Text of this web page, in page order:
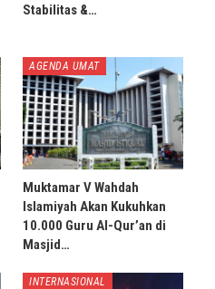
Stabilitas &…
AGENDA UMAT
Muktamar V Wahdah
Islamiyah Akan Kukuhkan
10.000 Guru Al-Qur’an di
Masjid…
INTERNASIONAL